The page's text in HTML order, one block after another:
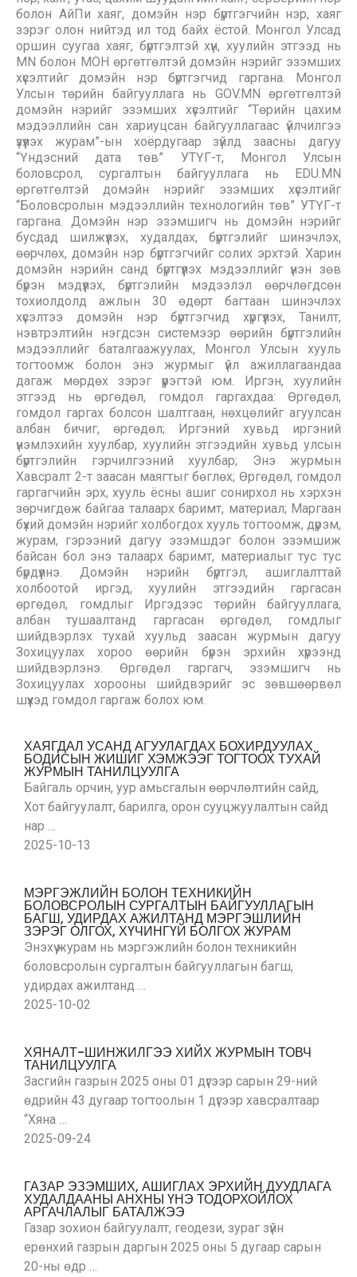
болон АйПи хаяг, домэйн нэр бүртгэгчийн нэр, хаяг
зэрэг олон нийтэд ил тод байх ёстой. Монгол Улсад
оршин суугаа хаяг, бүртгэлтэй хүн, хуулийн этгээд нь
MN болон МОН өргөтгөлтэй домэйн нэрийг эзэмших
хүсэлтийг домэйн нэр бүртгэгчид гаргана. Монгол
Улсын төрийн байгууллага нь GOV.MN өргөтгөлтэй
домэйн нэрийг эзэмших хүсэлтийг “Төрийн цахим
мэдээллийн сан хариуцсан байгууллагаас үйлчилгээ
үзүүлэх журам”-ын хоёрдугаар зүйлд заасны дагуу
“Үндэсний дата төв” УТҮГ-т, Монгол Улсын
боловсрол, сургалтын байгууллага нь EDU.MN
өргөтгөлтэй домэйн нэрийг эзэмших хүсэлтийг
“Боловсролын мэдээллийн технологийн төв” УТҮГ-т
гаргана. Домэйн нэр эзэмшигч нь домэйн нэрийг
бусдад шилжүүлэх, худалдах, бүртгэлийг шинэчлэх,
өөрчлөх, домэйн нэр бүртгэгчийг солих эрхтэй. Харин
домэйн нэрийн санд бүртгүүлэх мэдээллийг үнэн зөв
бүрэн мэдүүлэх, бүртгэлийн мэдээлэл өөрчлөгдсөн
тохиолдолд ажлын 30 өдөрт багтаан шинэчлэх
хүсэлтээ домэйн нэр бүртгэгчид хүргүүлэх, Танилт,
нэвтрэлтийн нэгдсэн системээр өөрийн бүртгэлийн
мэдээллийг баталгаажуулах, Монгол Улсын хууль
тогтоомж болон энэ журмыг үйл ажиллагаандаа
дагаж мөрдөх зэрэг үүрэгтэй юм. Иргэн, хуулийн
этгээд нь өргөдөл, гомдол гаргахдаа: Өргөдөл,
гомдол гаргах болсон шалтгаан, нөхцөлийг агуулсан
албан бичиг, өргөдөл; Иргэний хувьд иргэний
үнэмлэхийн хуулбар, хуулийн этгээдийн хувьд улсын
бүртгэлийн гэрчилгээний хуулбар; Энэ журмын
Хавсралт 2-т заасан маягтыг бөглөх; Өргөдөл, гомдол
гаргагчийн эрх, хууль ёсны ашиг сонирхол нь хэрхэн
зөрчигдөж байгаа талаарх баримт, материал; Маргаан
бүхий домэйн нэрийг холбогдох хууль тогтоомж, дүрэм,
журам, гэрээний дагуу эзэмшдэг болон эзэмшиж
байсан бол энэ талаарх баримт, материалыг тус тус
бүрдүүлнэ. Домэйн нэрийн бүртгэл, ашиглалттай
холбоотой иргэд, хуулийн этгээдийн гаргасан
өргөдөл, гомдлыг Иргэдээс төрийн байгууллага,
албан тушаалтанд гаргасан өргөдөл, гомдлыг
шийдвэрлэх тухай хуульд заасан журмын дагуу
Зохицуулах хороо өөрийн бүрэн эрхийн хүрээнд
шийдвэрлэнэ. Өргөдөл гаргагч, эзэмшигч нь
Зохицуулах хорооны шийдвэрийг эс зөвшөөрвөл
шүүхэд гомдол гаргаж болох юм.
ХАЯГДАЛ УСАНД АГУУЛАГДАХ БОХИРДУУЛАХ
БОДИСЫН ЖИШИГ ХЭМЖЭЭГ ТОГТООХ ТУХАЙ
ЖУРМЫН ТАНИЛЦУУЛГА
Байгаль орчин, уур амьсгалын өөрчлөлтийн сайд,
Хот байгуулалт, барилга, орон сууцжуулалтын сайд
нар …
2025-10-13
МЭРГЭЖЛИЙН БОЛОН ТЕХНИКИЙН
БОЛОВСРОЛЫН СУРГАЛТЫН БАЙГУУЛЛАГЫН
БАГШ, УДИРДАХ АЖИЛТАНД МЭРГЭШЛИЙН
ЗЭРЭГ ОЛГОХ, ХҮЧИНГҮЙ БОЛГОХ ЖУРАМ
Энэхүү журам нь мэргэжлийн болон техникийн
боловсролын сургалтын байгууллагын багш,
удирдах ажилтанд …
2025-10-02
ХЯНАЛТ-ШИНЖИЛГЭЭ ХИЙХ ЖУРМЫН ТОВЧ
ТАНИЛЦУУЛГА
Засгийн газрын 2025 оны 01 дүгээр сарын 29-ний
өдрийн 43 дугаар тогтоолын 1 дүгээр хавсралтаар
“Хяна …
2025-09-24
ГАЗАР ЭЗЭМШИХ, АШИГЛАХ ЭРХИЙН ДУУДЛАГА
ХУДАЛДААНЫ АНХНЫ ҮНЭ ТОДОРХОЙЛОХ
АРГАЧЛАЛЫГ БАТАЛЖЭЭ
Газар зохион байгуулалт, геодези, зураг зүйн
ерөнхий газрын даргын 2025 оны 5 дугаар сарын
20-ны өдр …